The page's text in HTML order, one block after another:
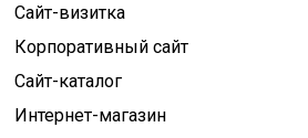
Сайт-визитка
Корпоративный сайт
Сайт-каталог
Интернет-магазин